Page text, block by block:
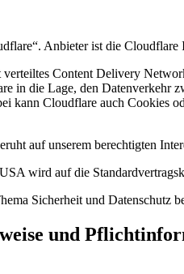
Anbieter ist die
Content Delivery
in die Lage, den Datenverkehr
kann Cloudflare auch Cookies
auf unserem berechtigten
wird auf die
Sicherheit und Datenschutz
und